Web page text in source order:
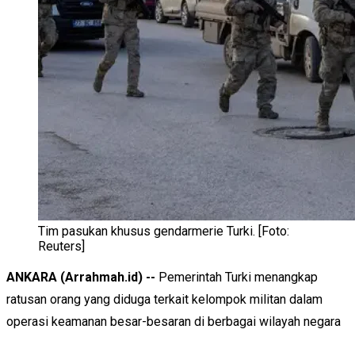
Tim pasukan khusus gendarmerie Turki. [Foto:
Reuters]
ANKARA (Arrahmah.id) -- Pemerintah Turki menangkap
ratusan orang yang diduga terkait kelompok militan dalam
operasi keamanan besar-besaran di berbagai wilayah negara